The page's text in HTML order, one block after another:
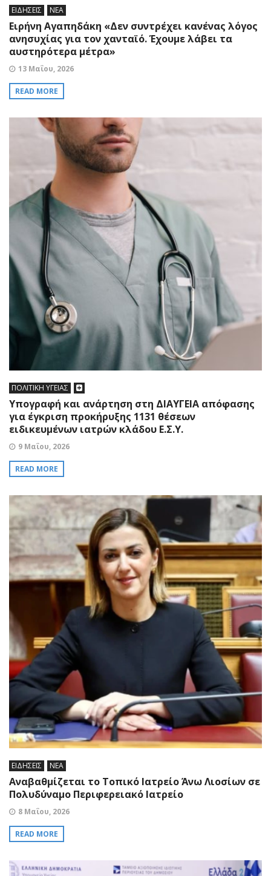
ΕΙΔΗΣΕΙΣ ΝΕΑ
Ειρήνη Αγαπηδάκη «Δεν συντρέχει κανένας λόγος
ανησυχίας για τον χανταϊό. Έχουμε λάβει τα
αυστηρότερα μέτρα»
13 Μαΐου, 2026
READ MORE
ΠΟΛΙΤΙΚΗ ΥΓΕΙΑΣ
Υπογραφή και ανάρτηση στη ΔΙΑΥΓΕΙΑ απόφασης
για έγκριση προκήρυξης 1131 θέσεων
ειδικευμένων ιατρών κλάδου Ε.Σ.Υ.
9 Μαΐου, 2026
READ MORE
ΕΙΔΗΣΕΙΣ ΝΕΑ
Αναβαθμίζεται το Τοπικό Ιατρείο Άνω Λιοσίων σε
Πολυδύναμο Περιφερειακό Ιατρείο
8 Μαΐου, 2026
READ MORE